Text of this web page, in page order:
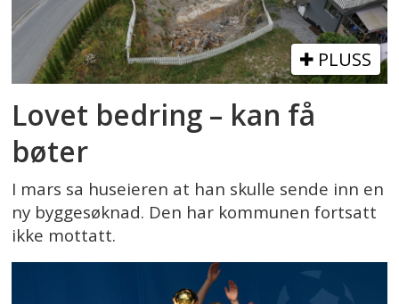
PLUSS
Lovet bedring – kan få
bøter
I mars sa huseieren at han skulle sende inn en
ny byggesøknad. Den har kommunen fortsatt
ikke mottatt.